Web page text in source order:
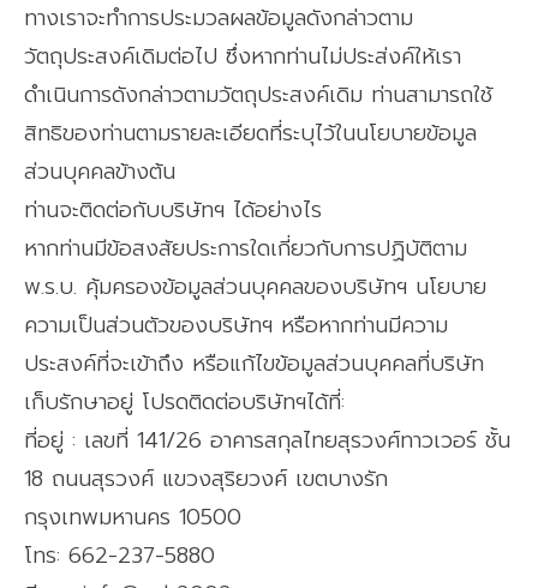
ทางเราจะทำการประมวลผลข้อมูลดังกล่าวตาม
วัตถุประสงค์เดิมต่อไป ซึ่งหากท่านไม่ประส่งค์ให้เรา
ดำเนินการดังกล่าวตามวัตถุประสงค์เดิม ท่านสามารถใช้
สิทธิของท่านตามรายละเอียดที่ระบุไว้ในนโยบายข้อมูล
ส่วนบุคคลข้างต้น
ท่านจะติดต่อกับบริษัทฯ ได้อย่างไร
หากท่านมีข้อสงสัยประการใดเกี่ยวกับการปฏิบัติตาม
พ.ร.บ. คุ้มครองข้อมูลส่วนบุคคลของบริษัทฯ นโยบาย
ความเป็นส่วนตัวของบริษัทฯ หรือหากท่านมีความ
ประสงค์ที่จะเข้าถึง หรือแก้ไขข้อมูลส่วนบุคคลที่บริษัท
เก็บรักษาอยู่ โปรดติดต่อบริษัทฯได้ที่:
ที่อยู่ : เลขที่ 141/26 อาคารสกุลไทยสุรวงศ์ทาวเวอร์ ชั้น
18 ถนนสุรวงศ์ แขวงสุริยวงศ์ เขตบางรัก
กรุงเทพมหานคร 10500
โทร: 662-237-5880